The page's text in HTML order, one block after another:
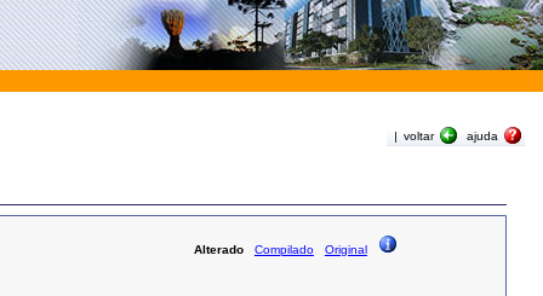
| voltar ajuda
Alterado Compilado Original